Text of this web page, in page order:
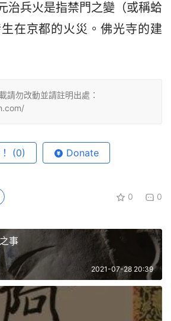
治兵火是指禁門之變（或稱蛤
在京都的火災。佛光寺的建
請勿改動並請註明出處：
(0) Donate
0 0
事
2021-07-28 20:39